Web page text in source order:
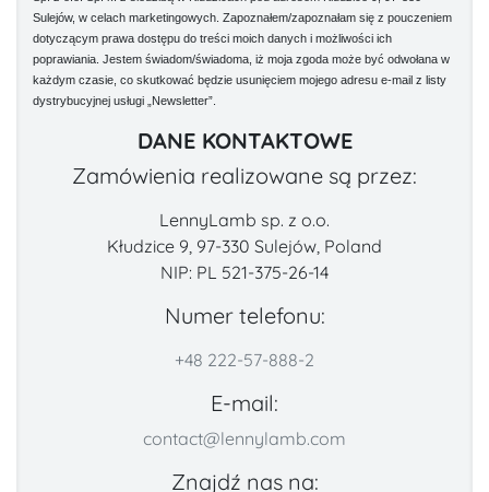
Sulejów, w celach marketingowych. Zapoznałem/zapoznałam się z pouczeniem
dotyczącym prawa dostępu do treści moich danych i możliwości ich
poprawiania. Jestem świadom/świadoma, iż moja zgoda może być odwołana w
każdym czasie, co skutkować będzie usunięciem mojego adresu e-mail z listy
dystrybucyjnej usługi „Newsletter”.
DANE KONTAKTOWE
Zamówienia realizowane są przez:
LennyLamb sp. z o.o.
Kłudzice 9, 97-330 Sulejów, Poland
NIP: PL 521-375-26-14
Numer telefonu:
+48 222-57-888-2
E-mail:
contact@lennylamb.com
Znajdź nas na: